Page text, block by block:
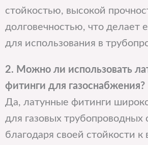
стойкостью, высокой
долговечностью, что делает
для использования в
2. Можно ли использовать
фитинги для газоснабжения?
Да, латунные фитинги
для газовых трубопроводных
благодаря своей стойкости к